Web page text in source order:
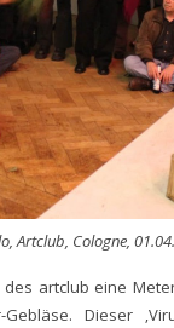
Artclub, Cologne,
artclub eine
Dieser